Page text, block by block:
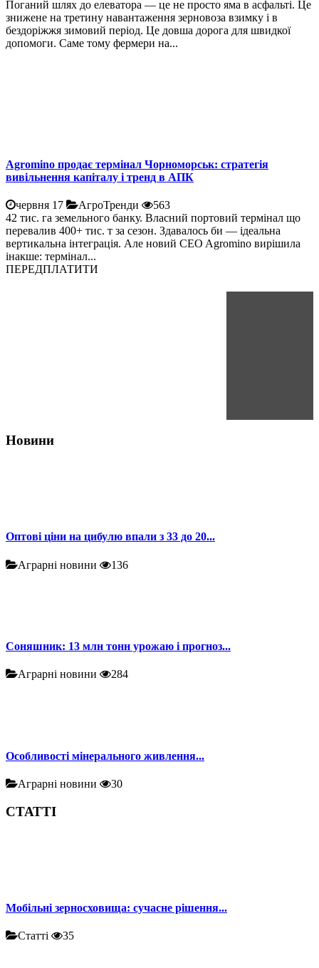
Поганий шлях до елеватора — це не просто яма в асфальті. Це
знижене на третину навантаження зерновоза взимку і в
бездоріжжя зимовий період. Це довша дорога для швидкої
допомоги. Саме тому фермери на...
Agromino продає термінал Чорноморськ: стратегія
вивільнення капіталу і тренд в АПК
червня 17 АгроТренди
563
42 тис. га земельного банку. Власний портовий термінал що
перевалив 400+ тис. т за сезон. Здавалось би — ідеальна
вертикальна інтеграція. Але новий CEO Agromino вирішила
інакше: термінал...
ПЕРЕДПЛАТИТИ
Новини
Оптові ціни на цибулю впали з 33 до 20...
Аграрні новини 136
Соняшник: 13 млн тонн урожаю і прогноз...
Аграрні новини 284
Особливості мінерального живлення...
Аграрні новини 30
СТАТТІ
Мобільні зерносховища: сучасне рішення...
Статті 35